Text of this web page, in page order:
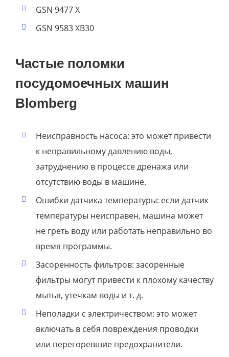
GSN 9477 X
GSN 9583 XB30
Частые поломки
посудомоечных машин
Blomberg
Неисправность насоса: это может привести
к неправильному давлению воды,
затруднению в процессе дренажа или
отсутствию воды в машине.
Ошибки датчика температуры: если датчик
температуры неисправен, машина может
не греть воду или работать неправильно во
время программы.
Засоренность фильтров: засоренные
фильтры могут привести к плохому качеству
мытья, утечкам воды и т. д.
Неполадки с электричеством: это может
включать в себя повреждения проводки
или перегоревшие предохранители.